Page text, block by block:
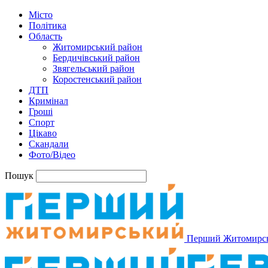
Місто
Політика
Область
Житомирський район
Бердичівський район
Звягельський район
Коростенський район
ДТП
Кримінал
Гроші
Спорт
Цікаво
Скандали
Фото/Відео
Пошук
Перший